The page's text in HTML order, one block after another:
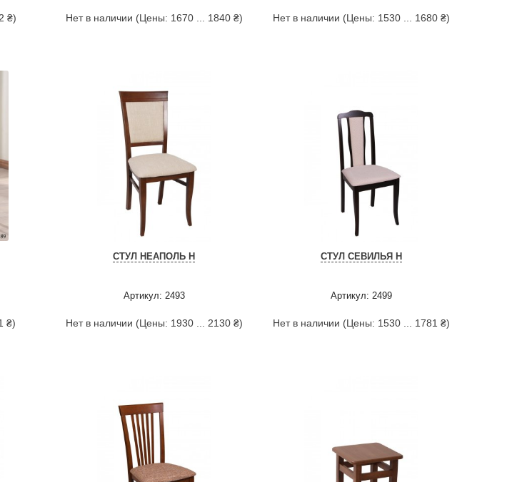
₴) Нет в наличии (Цены: 1670 ... 1840 ₴) Нет в наличии (Цены: 1530 ... 1680 ₴)
₴)
СТУЛ НЕАПОЛЬ Н
Артикул: 2493
Нет в наличии (Цены: 1930 ... 2130 ₴)
СТУЛ СЕВИЛЬЯ Н
Артикул: 2499
Нет в наличии (Цены: 1530 ... 1781 ₴)